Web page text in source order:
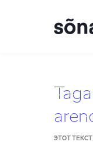
ЭТОТ